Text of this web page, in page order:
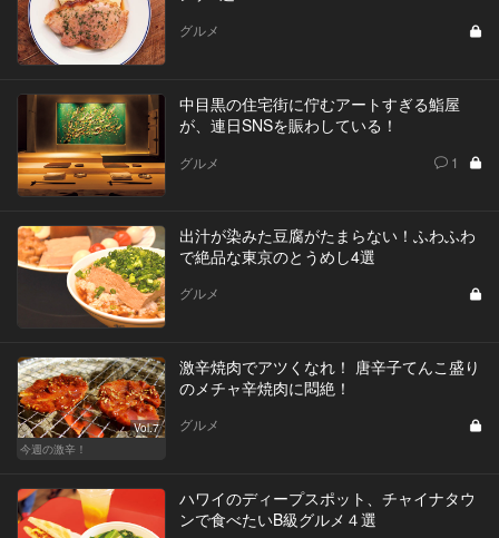
グルメ
中目黒の住宅街に佇むアートすぎる鮨屋
が、連日SNSを賑わしている！
グルメ 1
出汁が染みた豆腐がたまらない！ふわふわ
で絶品な東京のとうめし4選
グルメ
Vol.7
今週の激辛！
激辛焼肉でアツくなれ！ 唐辛子てんこ盛り
のメチャ辛焼肉に悶絶！
グルメ
ハワイのディープスポット、チャイナタウ
ンで食べたいB級グルメ４選